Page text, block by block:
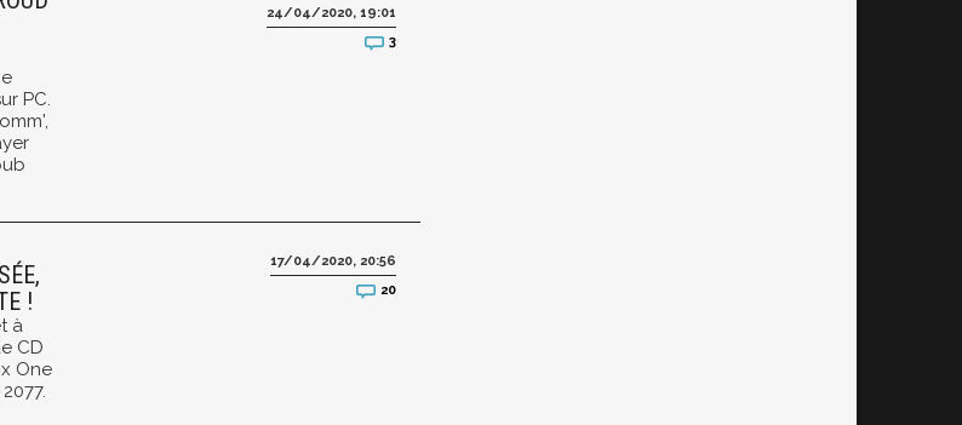
PC.
24/04/2020, 19:01
3
!
à
CD
One
17/04/2020, 20:56
20